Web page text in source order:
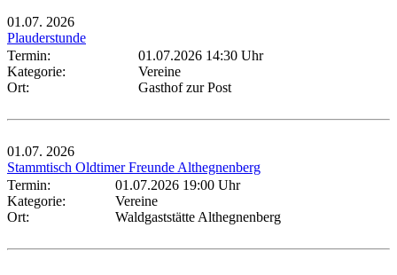
01.07. 2026
Plauderstunde
Termin:
01.07.2026 14:30 Uhr
Kategorie:
Vereine
Ort:
Gasthof zur Post
01.07. 2026
Stammtisch Oldtimer Freunde Althegnenberg
Termin:
01.07.2026 19:00 Uhr
Kategorie:
Vereine
Ort:
Waldgaststätte Althegnenberg